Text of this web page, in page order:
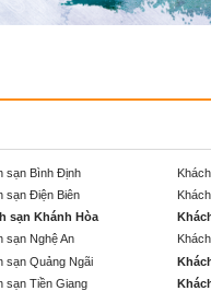
sạn Bình Định
sạn Điện Biên
sạn Khánh Hòa
sạn Nghệ An
sạn Quảng Ngãi
sạn Tiền Giang